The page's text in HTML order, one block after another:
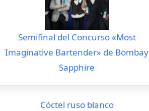
Semifinal del Concurso «Most
Imaginative Bartender» de Bombay
Sapphire
Cóctel ruso blanco